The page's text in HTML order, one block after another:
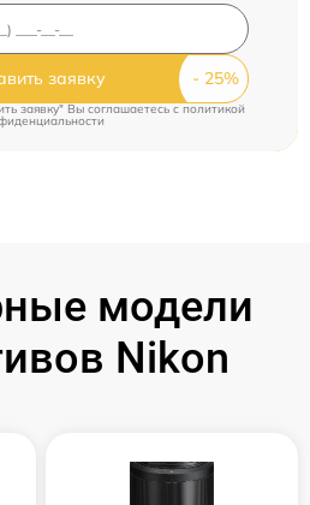
заявку
заявку" Вы соглашаетесь c политикой
модели
Nikon